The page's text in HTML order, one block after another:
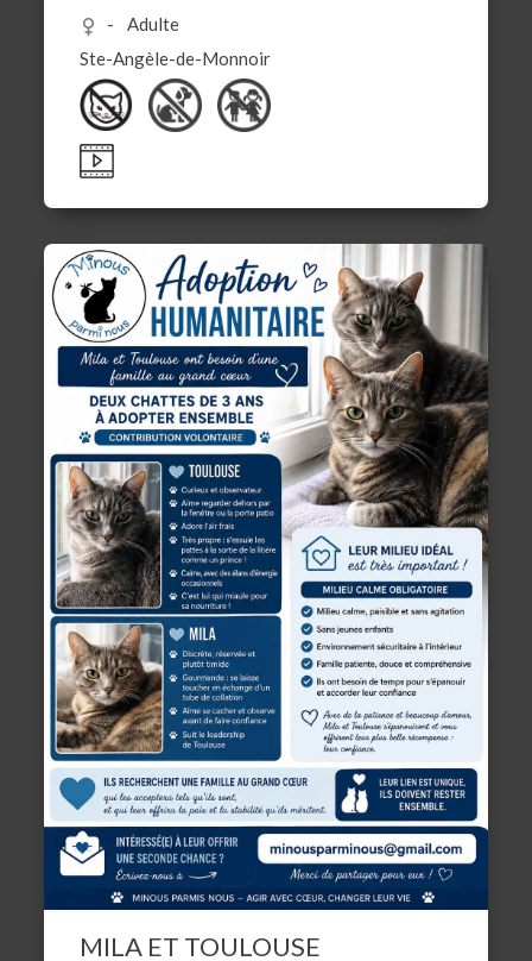
Adulte
Ste-Angèle-de-Monnoir
MILA ET TOULOUSE